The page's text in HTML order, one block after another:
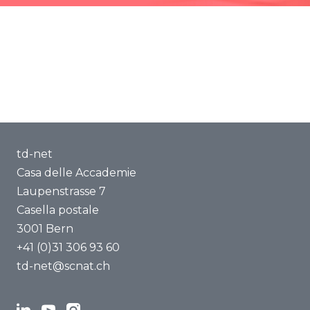
td-net
Casa delle Accademie
Laupenstrasse 7
Casella postale
3001 Bern
+41 (0)31 306 93 60
td-net@scnat.ch